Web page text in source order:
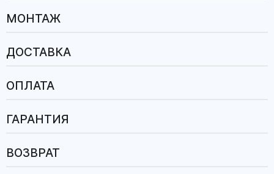
МОНТАЖ
ДОСТАВКА
ОПЛАТА
ГАРАНТИЯ
ВОЗВРАТ